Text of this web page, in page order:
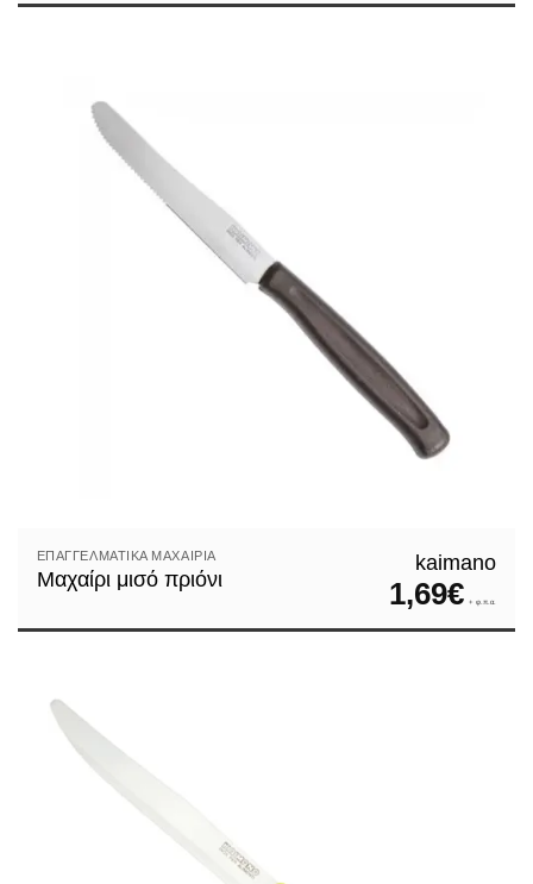
ΕΠΑΓΓΕΛΜΑΤΙΚΆ ΜΑΧΑΊΡΙΑ
Μαχαίρι μισό πριόνι
kaimano
1,69€ + φ.π.α.